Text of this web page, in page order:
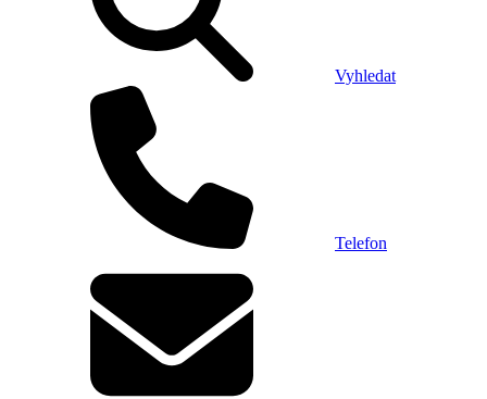
Vyhledat
Telefon